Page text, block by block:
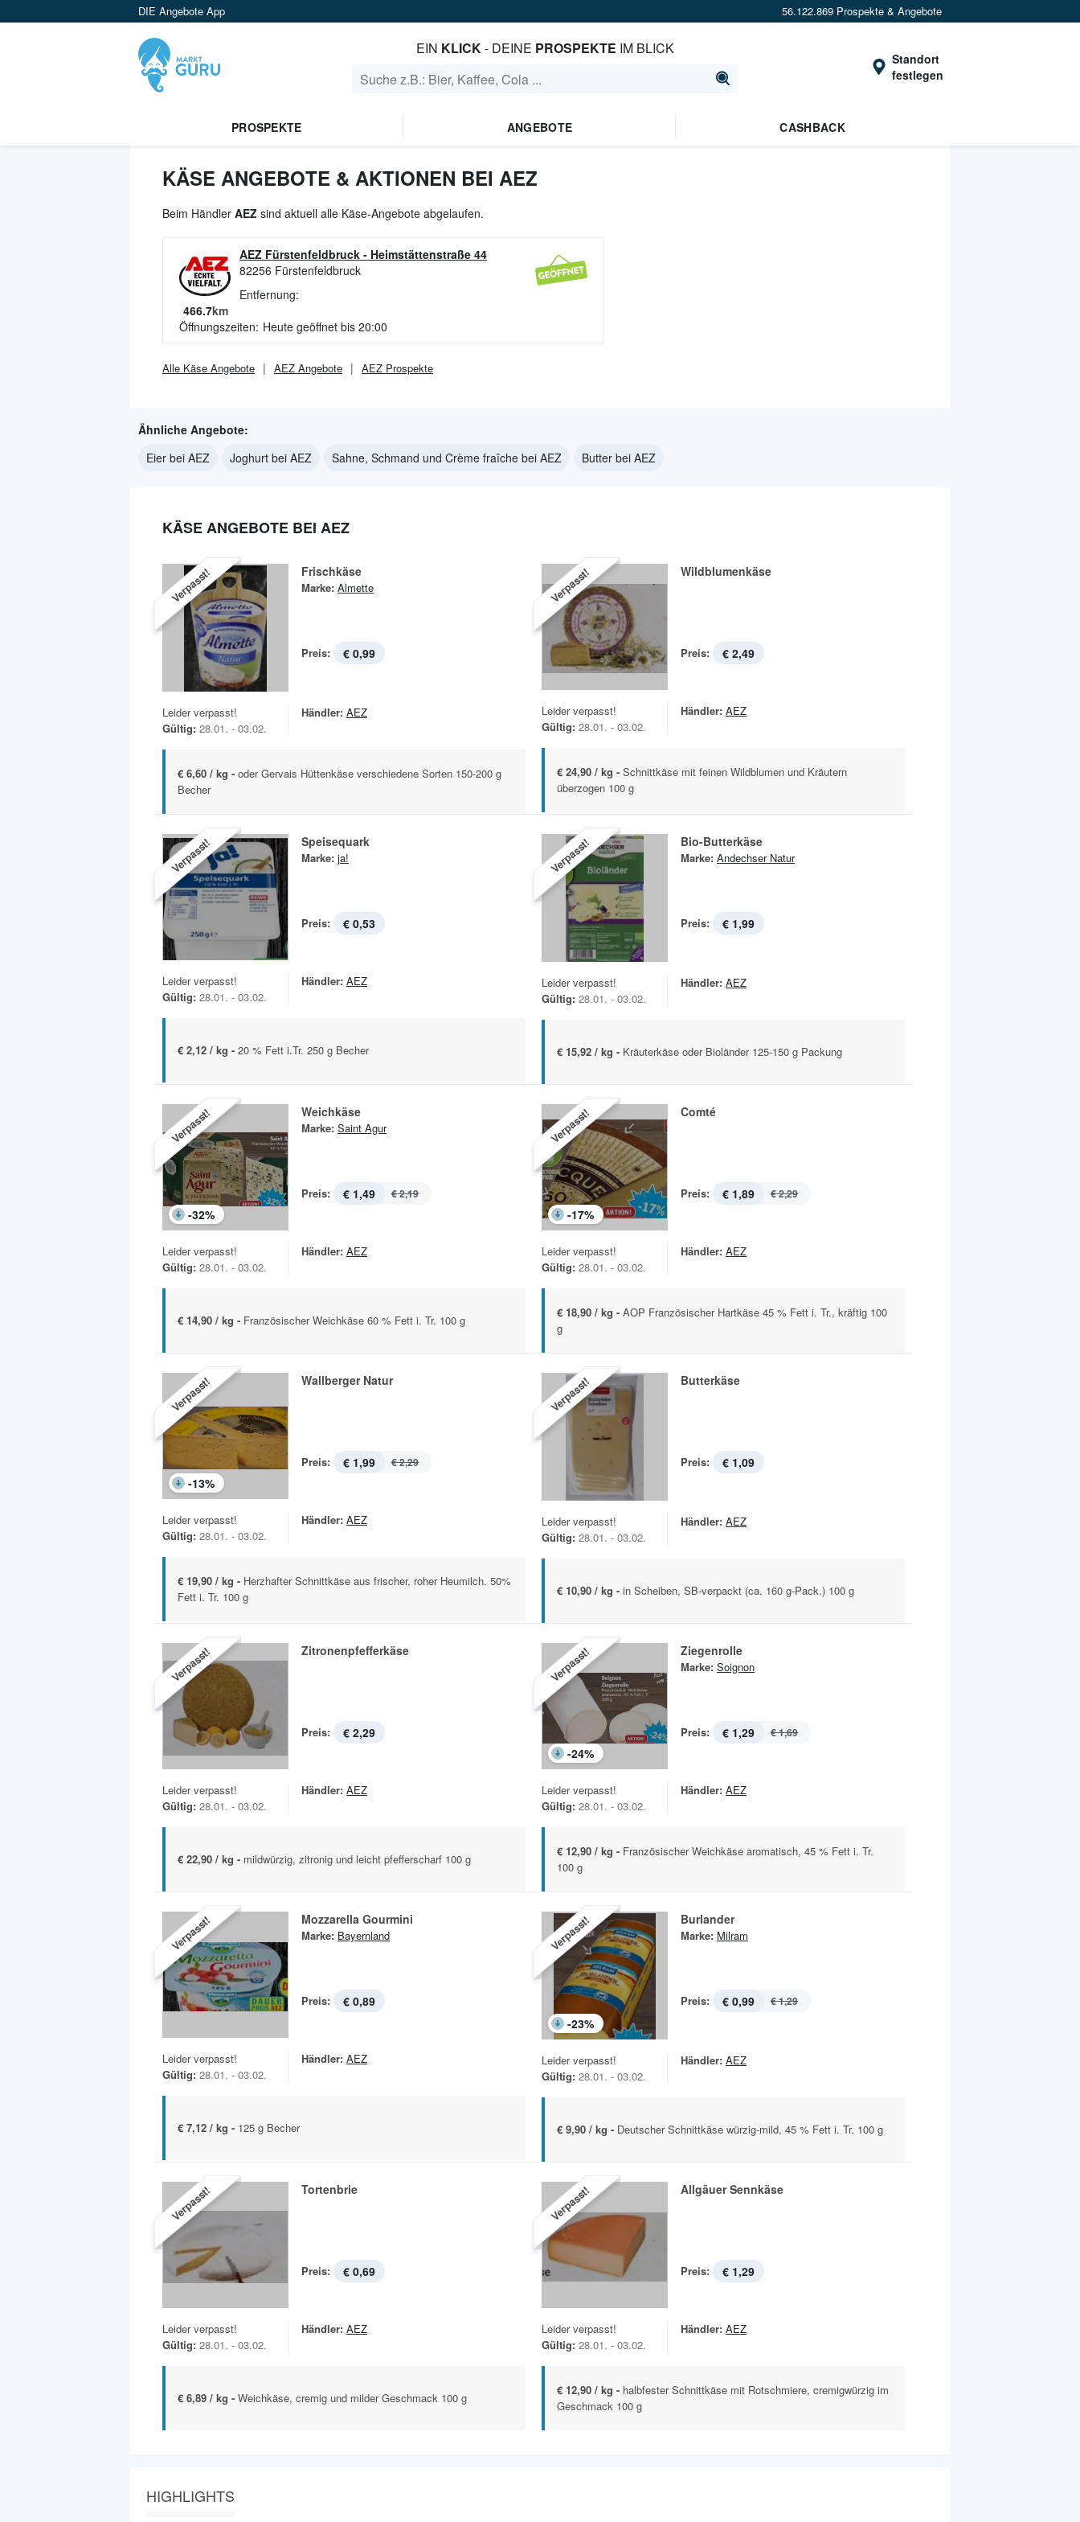
DIE Angebote App 56.122.869 Prospekte & Angebote
EIN KLICK- DEINE PROSPEKTE IM BLICK
Standort
festlegen
PROSPEKTE ANGEBOTE CASHBACK
KÄSE ANGEBOTE & AKTIONEN BEI AEZ
Beim Händler AEZ sind aktuell alle Käse-Angebote abgelaufen.
AEZ Fürstenfeldbruck - Heimstättenstraße 44
82256 Fürstenfeldbruck
Entfernung:
466.7km
Öffnungszeiten: Heute geöffnet bis 20:00
Alle Käse Angebote AEZ Angebote AEZ Prospekte
Ähnliche Angebote:
Eier bei AEZ
Joghurt bei AEZ Sahne, Schmand und Crème fraîche bei AEZ Butter bei AEZ
KÄSE ANGEBOTE BEI AEZ
Verpasst! Frischkäse
Marke: Almette
Preis: € 0,99
Leider verpasst!
Gültig: 28.01. - 03.02.
Händler: AEZ
€ 6,60 / kg - oder Gervais Hüttenkäse verschiedene Sorten 150-200 g
Becher
Verpasst! Wildblumenkäse
Preis: € 2,49
Leider verpasst!
Gültig: 28.01. - 03.02.
Händler: AEZ
€ 24,90 / kg - Schnittkäse mit feinen Wildblumen und Kräutern
überzogen 100 g
Verpasst! Speisequark
Marke: ja!
Preis: € 0,53
Leider verpasst!
Gültig: 28.01. - 03.02.
Händler: AEZ
€ 2,12 / kg - 20 % Fett i.Tr. 250 g Becher
Verpasst! Bio-Butterkäse
Marke: Andechser Natur
Preis: € 1,99
Leider verpasst!
Gültig: 28.01. - 03.02.
Händler: AEZ
€ 15,92 / kg - Kräuterkäse oder Bioländer 125-150 g Packung
Verpasst!
-32%
Weichkäse
Marke: Saint Agur
Preis: € 1,49 € 2,19
Leider verpasst!
Gültig: 28.01. - 03.02.
Händler: AEZ
€ 14,90 / kg - Französischer Weichkäse 60 % Fett i. Tr. 100 g
Verpasst!
-17%
Comté
Preis: € 1,89 € 2,29
Leider verpasst!
Gültig: 28.01. - 03.02.
Händler: AEZ
€ 18,90 / kg - AOP Französischer Hartkäse 45 % Fett i. Tr., kräftig 100
g
Verpasst!
-13%
Wallberger Natur
Preis: € 1,99 € 2,29
Leider verpasst!
Gültig: 28.01. - 03.02.
Händler: AEZ
€ 19,90 / kg - Herzhafter Schnittkäse aus frischer, roher Heumilch. 50%
Fett i. Tr. 100 g
Verpasst! Butterkäse
Preis: € 1,09
Leider verpasst!
Gültig: 28.01. - 03.02.
Händler: AEZ
€ 10,90 / kg - in Scheiben, SB-verpackt (ca. 160 g-Pack.) 100 g
Verpasst! Zitronenpfefferkäse
Preis: € 2,29
Leider verpasst!
Gültig: 28.01. - 03.02.
Händler: AEZ
€ 22,90 / kg - mildwürzig, zitronig und leicht pfefferscharf 100 g
Verpasst!
-24%
Ziegenrolle
Marke: Soignon
Preis: € 1,29 € 1,69
Leider verpasst!
Gültig: 28.01. - 03.02.
Händler: AEZ
€ 12,90 / kg - Französischer Weichkäse aromatisch, 45 % Fett i. Tr.
100 g
Verpasst! Mozzarella Gourmini
Marke: Bayernland
Preis: € 0,89
Leider verpasst!
Gültig: 28.01. - 03.02.
Händler: AEZ
€ 7,12 / kg - 125 g Becher
Verpasst!
-23%
Burlander
Marke: Milram
Preis: € 0,99 € 1,29
Leider verpasst!
Gültig: 28.01. - 03.02.
Händler: AEZ
€ 9,90 / kg - Deutscher Schnittkäse würzig-mild, 45 % Fett i. Tr. 100 g
Verpasst! Tortenbrie
Preis: € 0,69
Leider verpasst!
Gültig: 28.01. - 03.02.
Händler: AEZ
€ 6,89 / kg - Weichkäse, cremig und milder Geschmack 100 g
Verpasst! Allgäuer Sennkäse
Preis: € 1,29
Leider verpasst!
Gültig: 28.01. - 03.02.
Händler: AEZ
€ 12,90 / kg - halbfester Schnittkäse mit Rotschmiere, cremigwürzig im
Geschmack 100 g
HIGHLIGHTS